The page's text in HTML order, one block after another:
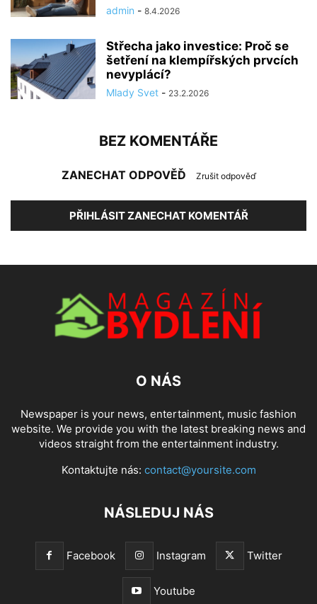
admin - 8.4.2026
Střecha jako investice: Proč se
šetření na klempířských prvcích
nevyplácí?
Mlady Svet - 23.2.2026
BEZ KOMENTÁŘE
ZANECHAT ODPOVĚĎ Zrušit odpověď
PŘIHLÁSIT ZANECHAT KOMENTÁŘ
O NÁS
Newspaper is your news, entertainment, music fashion
website. We provide you with the latest breaking news and
videos straight from the entertainment industry.
Kontaktujte nás: contact@yoursite.com
NÁSLEDUJ NÁS
Facebook Instagram Twitter
Youtube